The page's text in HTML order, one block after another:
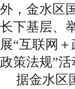
外，金水区
长下基层、
展“互联网
政策法规”
据金水区